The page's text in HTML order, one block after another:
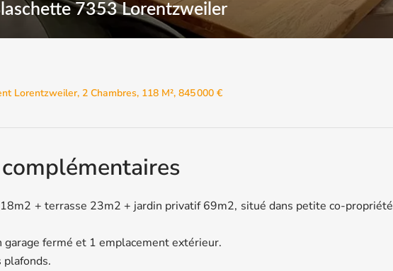
7353 Lorentzweiler
Lorentzweiler, 2 Chambres, 118 M², 845 000 €
+ terrasse 23m2 + jardin privatif 69m2, situé dans petite co-propriété
garage fermé et 1 emplacement extérieur.
plafonds.